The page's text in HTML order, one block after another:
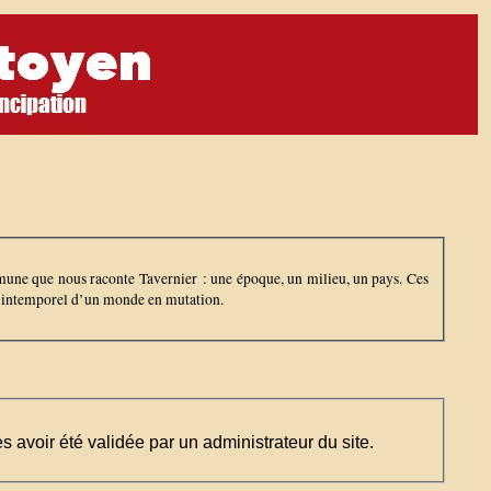
que nous raconte Tavernier : une époque, un milieu, un pays. Ces
d’un monde en mutation.
avoir été validée par un administrateur du site.